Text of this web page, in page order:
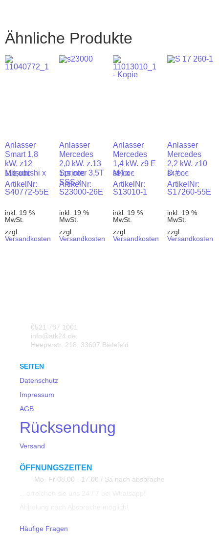
Ähnliche Produkte
Anlasser
Smart 1,8
kW. z12
Mitsubishi x
118,00€
ArtikelNr:
S40772-55E
inkl. 19 %
MwSt.
zzgl.
Versandkosten
Anlasser
Mercedes
2,0 kW. z.13
Sprinter 3,5T
SSS x
115,00€
ArtikelNr:
S23000-26E
inkl. 19 %
MwSt.
zzgl.
Versandkosten
Anlasser
Mercedes
1,4 kW. z9 E
M4 x
88,00€
ArtikelNr:
S13010-1
inkl. 19 %
MwSt.
zzgl.
Versandkosten
Anlasser
Mercedes
2,2 kW. z10
D #
84,00€
ArtikelNr:
S17260-55E
inkl. 19 %
MwSt.
zzgl.
Versandkosten
0521 787 1001
info@atk24.de
Heeperstr. 218, 33607 Bielefeld
SEITEN
Datenschutz
Impressum
AGB
Rücksendung
Versand
ÖFFNUNGSZEITEN
Mo- Fr 08.00 - 17.00 / Sa nach absprache
Häufige Fragen